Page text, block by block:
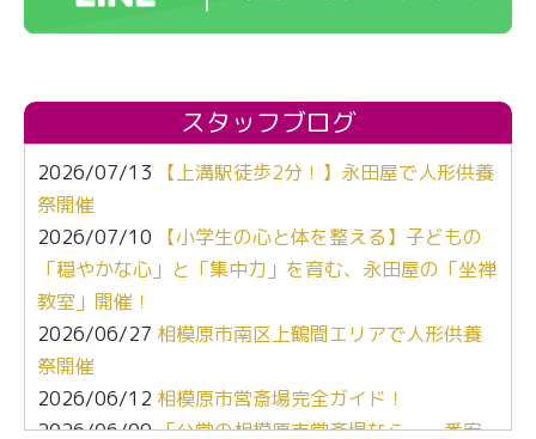
スタッフブログ
2026/07/13
【上溝駅徒歩2分！】永田屋で人形供養
祭開催
2026/07/10
【小学生の心と体を整える】子どもの
「穏やかな心」と「集中力」を育む、永田屋の「坐禅
教室」開催！
2026/06/27 相模原市南区上鶴間エリアで人形供養
祭開催
2026/06/12 相模原市営斎場完全ガイド！
2026/06/09「公営の相模原市営斎場なら、一番安